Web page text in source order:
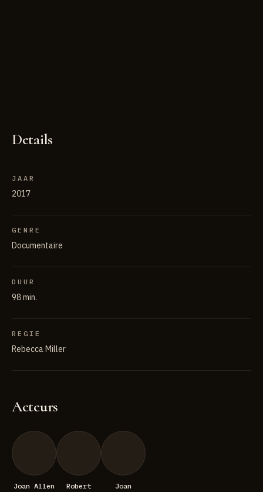
Details
JAAR
2017
GENRE
Documentaire
DUUR
98 min.
REGIE
Rebecca Miller
Acteurs
Joan Allen Robert Joan